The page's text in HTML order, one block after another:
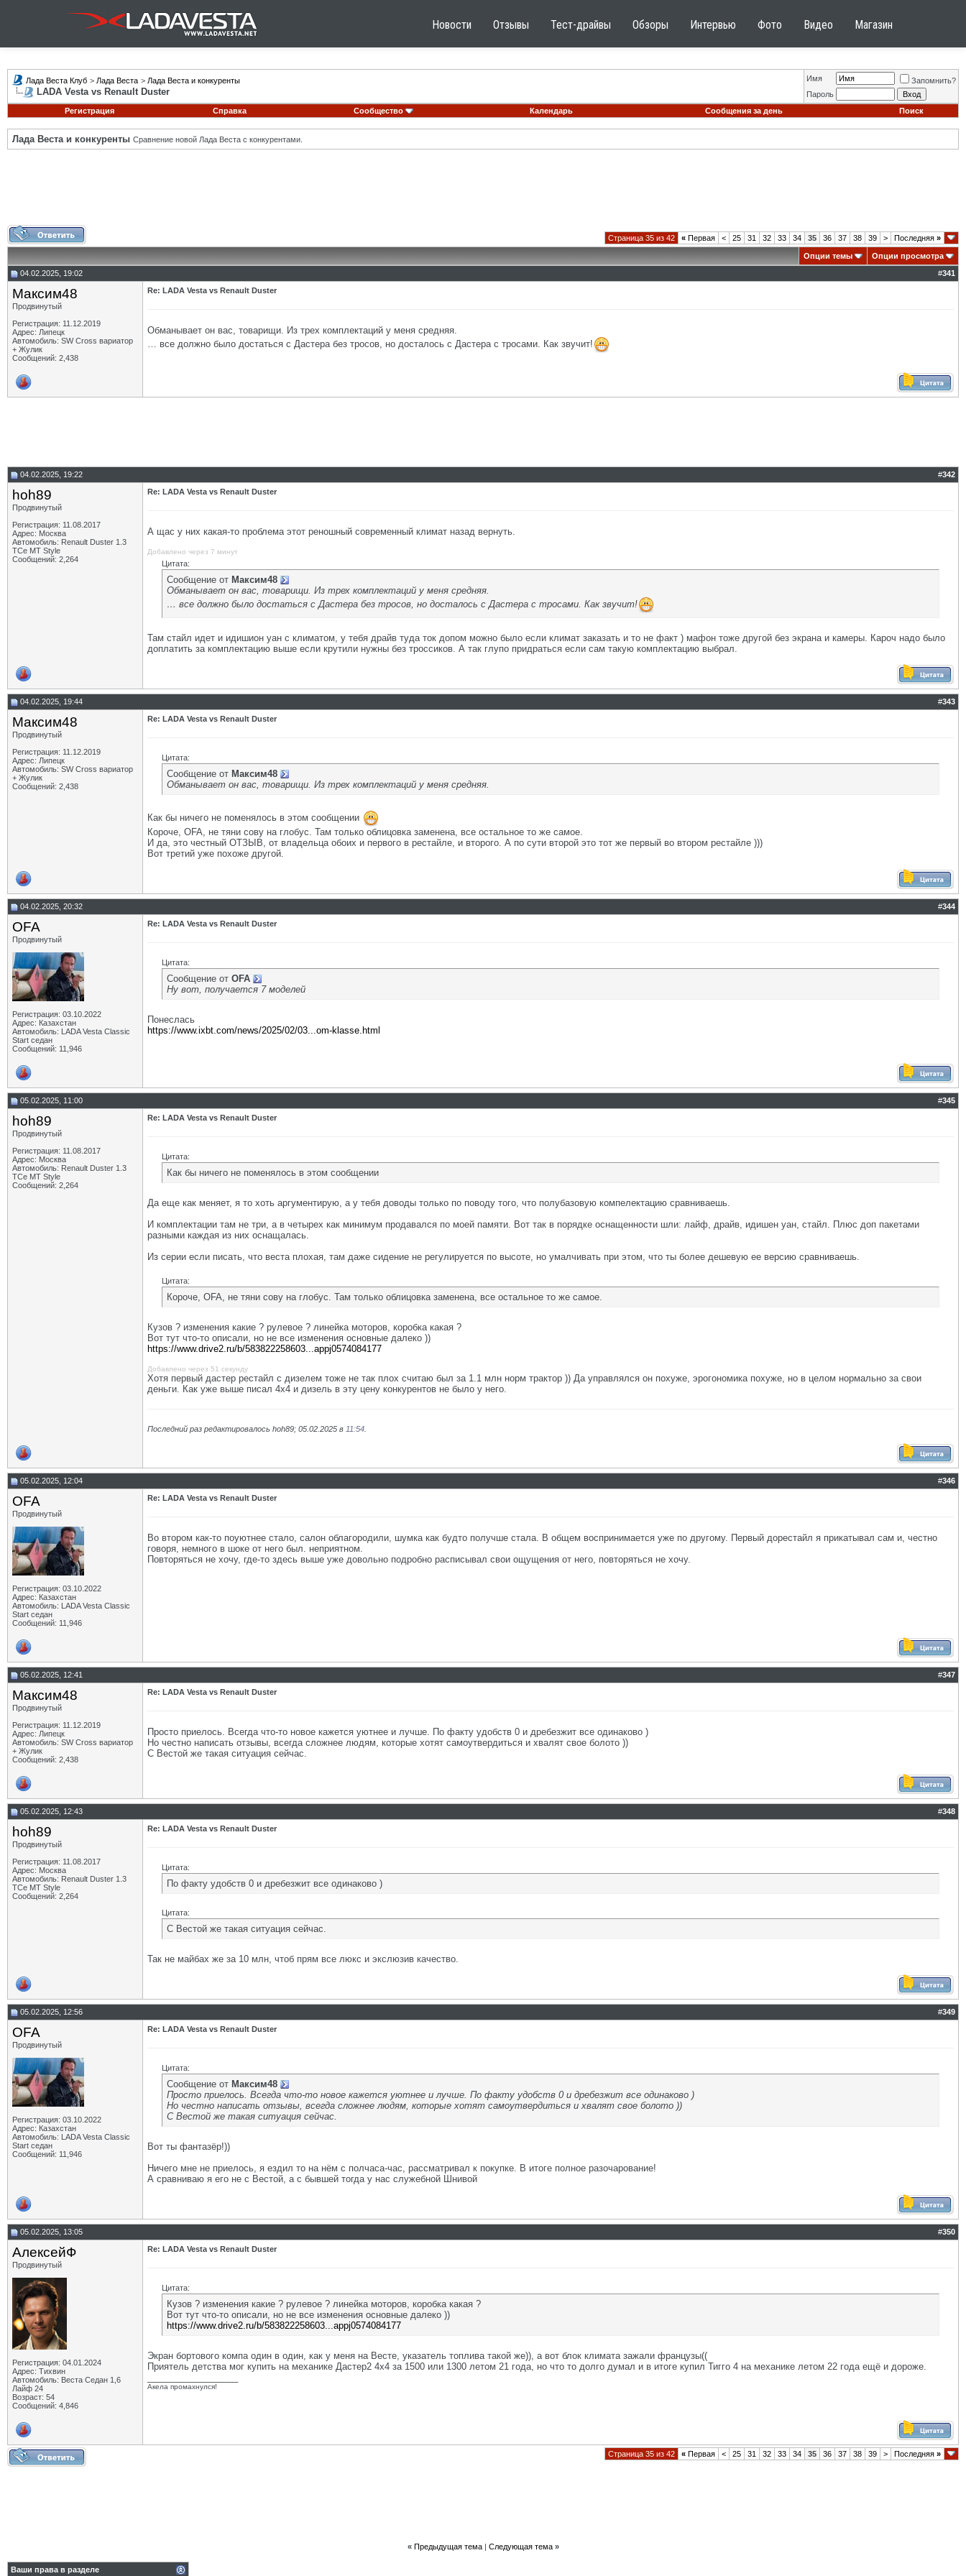
Новости Отзывы Тест-драйвы Обзоры Интервью Фото Видео Магазин
Лада Веста Клуб > Лада Веста > Лада Веста и конкуренты
LADA Vesta vs Renault Duster
Имя
Запомнить?
Пароль
Регистрация
Справка Сообщество Календарь Сообщения за день Поиск
Лада Веста и конкуренты Сравнение новой Лада Веста с конкурентами.
Страница 35 из 42 « Первая < 25 31 32 33 34 35 36 37 38 39 > Последняя »
Опции темы
Опции просмотра
04.02.2025, 19:02
#341
Максим48
Продвинутый
Регистрация: 11.12.2019
Адрес: Липецк
Автомобиль: SW Cross вариатор
+ Жулик
Сообщений: 2,438
Re: LADA Vesta vs Renault Duster
Обманывает он вас, товарищи. Из трех комплектаций у меня средняя.
… все должно было достаться с Дастера без тросов, но досталось с Дастера с тросами. Как звучит!
04.02.2025, 19:22 #342
hoh89
Продвинутый
Регистрация: 11.08.2017
Адрес: Москва
Автомобиль: Renault Duster 1.3
TCe MT Style
Сообщений: 2,264
Re: LADA Vesta vs Renault Duster
А щас у них какая-то проблема этот реношный современный климат назад вернуть.
Добавлено через 7 минут
Цитата:
Сообщение от Максим48
Обманывает он вас, товарищи. Из трех комплектаций у меня средняя.
… все должно было достаться с Дастера без тросов, но досталось с Дастера с тросами. Как звучит!
Там стайл идет и идишион уан с климатом, у тебя драйв туда ток допом можно было если климат заказать и то не факт ) мафон тоже другой без экрана и камеры. Кароч надо было
доплатить за комплектацию выше если крутили нужны без троссиков. А так глупо придраться если сам такую комплектацию выбрал.
04.02.2025, 19:44 #343
Максим48
Продвинутый
Регистрация: 11.12.2019
Адрес: Липецк
Автомобиль: SW Cross вариатор
+ Жулик
Сообщений: 2,438
Re: LADA Vesta vs Renault Duster
Цитата:
Сообщение от Максим48
Обманывает он вас, товарищи. Из трех комплектаций у меня средняя.
Как бы ничего не поменялось в этом сообщении
Короче, OFA, не тяни сову на глобус. Там только облицовка заменена, все остальное то же самое.
И да, это честный ОТЗЫВ, от владельца обоих и первого в рестайле, и второго. А по сути второй это тот же первый во втором рестайле )))
Вот третий уже похоже другой.
04.02.2025, 20:32 #344
OFA
Продвинутый
Регистрация: 03.10.2022
Адрес: Казахстан
Автомобиль: LADA Vesta Classic
Start седан
Сообщений: 11,946
Re: LADA Vesta vs Renault Duster
Цитата:
Сообщение от OFA
Ну вот, получается 7 моделей
Понеслась
https://www.ixbt.com/news/2025/02/03...om-klasse.html
05.02.2025, 11:00 #345
hoh89
Продвинутый
Регистрация: 11.08.2017
Адрес: Москва
Автомобиль: Renault Duster 1.3
TCe MT Style
Сообщений: 2,264
Re: LADA Vesta vs Renault Duster
Цитата:
Как бы ничего не поменялось в этом сообщении
Да еще как меняет, я то хоть аргументирую, а у тебя доводы только по поводу того, что полубазовую компелектацию сравниваешь.
И комплектации там не три, а в четырех как минимум продавался по моей памяти. Вот так в порядке оснащенности шли: лайф, драйв, идишен уан, стайл. Плюс доп пакетами
разными каждая из них оснащалась.
Из серии если писать, что веста плохая, там даже сидение не регулируется по высоте, но умалчивать при этом, что ты более дешевую ее версию сравниваешь.
Цитата:
Короче, OFA, не тяни сову на глобус. Там только облицовка заменена, все остальное то же самое.
Кузов ? изменения какие ? рулевое ? линейка моторов, коробка какая ?
Вот тут что-то описали, но не все изменения основные далеко ))
https://www.drive2.ru/b/583822258603...appj0574084177
Добавлено через 51 секунду
Хотя первый дастер рестайл с дизелем тоже не так плох считаю был за 1.1 млн норм трактор )) Да управлялся он похуже, эрогономика похуже, но в целом нормально за свои
деньги. Как уже выше писал 4х4 и дизель в эту цену конкурентов не было у него.
Последний раз редактировалось hoh89; 05.02.2025 в 11:54
05.02.2025, 12:04 #346
OFA
Продвинутый
Регистрация: 03.10.2022
Адрес: Казахстан
Автомобиль: LADA Vesta Classic
Start седан
Сообщений: 11,946
Re: LADA Vesta vs Renault Duster
Во втором как-то поуютнее стало, салон облагородили, шумка как будто получше стала. В общем воспринимается уже по другому. Первый дорестайл я прикатывал сам и, честно
говоря, немного в шоке от него был. неприятном.
Повторяться не хочу, где-то здесь выше уже довольно подробно расписывал свои ощущения от него, повторяться не хочу.
05.02.2025, 12:41 #347
Максим48
Продвинутый
Регистрация: 11.12.2019
Адрес: Липецк
Автомобиль: SW Cross вариатор
+ Жулик
Сообщений: 2,438
Re: LADA Vesta vs Renault Duster
Просто приелось. Всегда что-то новое кажется уютнее и лучше. По факту удобств 0 и дребезжит все одинаково )
Но честно написать отзывы, всегда сложнее людям, которые хотят самоутвердиться и хвалят свое болото ))
С Вестой же такая ситуация сейчас.
05.02.2025, 12:43 #348
hoh89
Продвинутый
Регистрация: 11.08.2017
Адрес: Москва
Автомобиль: Renault Duster 1.3
TCe MT Style
Сообщений: 2,264
Re: LADA Vesta vs Renault Duster
Цитата:
По факту удобств 0 и дребезжит все одинаково )
Цитата:
С Вестой же такая ситуация сейчас.
Так не майбах же за 10 млн, чтоб прям все люкс и экслюзив качество.
05.02.2025, 12:56 #349
OFA
Продвинутый
Регистрация: 03.10.2022
Адрес: Казахстан
Автомобиль: LADA Vesta Classic
Start седан
Сообщений: 11,946
Re: LADA Vesta vs Renault Duster
Цитата:
Сообщение от Максим48
Просто приелось. Всегда что-то новое кажется уютнее и лучше. По факту удобств 0 и дребезжит все одинаково )
Но честно написать отзывы, всегда сложнее людям, которые хотят самоутвердиться и хвалят свое болото ))
С Вестой же такая ситуация сейчас.
Вот ты фантазёр!))
Ничего мне не приелось, я ездил то на нём с полчаса-час, рассматривал к покупке. В итоге полное разочарование!
А сравниваю я его не с Вестой, а с бывшей тогда у нас служебной Шнивой
05.02.2025, 13:05 #350
АлексейФ
Продвинутый
Регистрация: 04.01.2024
Адрес: Тихвин
Автомобиль: Веста Седан 1,6
Лайф 24
Возраст: 54
Сообщений: 4,846
Re: LADA Vesta vs Renault Duster
Цитата:
Кузов ? изменения какие ? рулевое ? линейка моторов, коробка какая ?
Вот тут что-то описали, но не все изменения основные далеко ))
https://www.drive2.ru/b/583822258603...appj0574084177
Экран бортового компа один в один, как у меня на Весте, указатель топлива такой же)), а вот блок климата зажали французы((
Приятель детства мог купить на механике Дастер2 4х4 за 1500 или 1300 летом 21 года, но что то долго думал и в итоге купил Тигго 4 на механике летом 22 года ещё и дороже.
Акела промахнулся!
Страница 35 из 42 « Первая < 25 31 32 33 34 35 36 37 38 39 > Последняя »
« Предыдущая тема| Следующая тема »
Ваши права в разделе